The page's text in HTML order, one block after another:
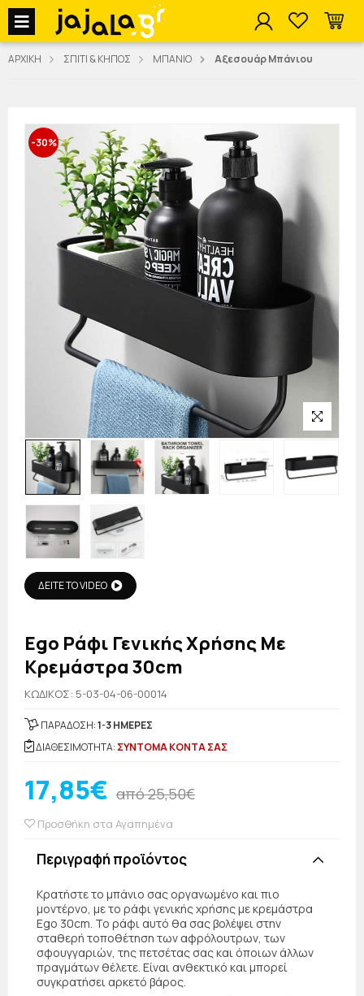
jajala Menu
ΑΡΧΙΚΗ ΣΠΙΤΙ & ΚΗΠΟΣ ΜΠΑΝΙΟ Αξεσουάρ Μπάνιου
-30%
ΔΕΙΤΕ ΤΟ VIDEO
Ego Ράφι Γενικής Χρήσης Με
Κρεμάστρα 30cm
KΩΔΙΚΟΣ: 5-03-04-06-00014
ΠΑΡΑΔΟΣΗ:1-3 ΗΜΕΡΕΣ
ΔΙΑΘΕΣΙΜΟΤΗΤΑ: ΣΥΝΤΟΜΑ ΚΟΝΤΑ ΣΑΣ
17,85€ από 25,50€
Προσθήκη στα Αγαπημένα
Περιγραφή προϊόντος
Κρατήστε το μπάνιο σας οργανωμένο και πιο
μοντέρνο, με το ράφι γενικής χρήσης με κρεμάστρα
Ego 30cm. Το ράφι αυτό θα σας βολέψει στην
σταθερή τοποθέτηση των αφρόλουτρων, των
σφουγγαριών, της πετσέτας σας και όποιων άλλων
πραγμάτων θέλετε. Είναι ανθεκτικό και μπορεί
συγκρατήσει αρκετό βάρος.